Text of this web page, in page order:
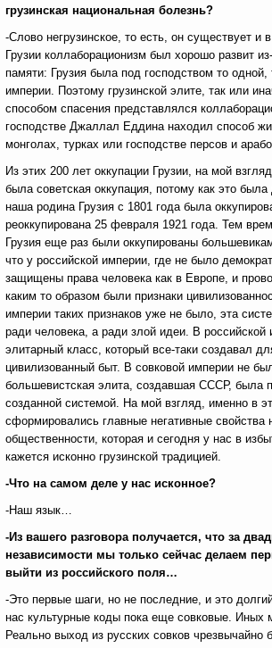
грузинская национальная болезнь?
-Слово негрузинское, то есть, он существует и
Грузии коллаборационизм был хорошо развит
памяти: Грузия была под господством то одной,
империи. Поэтому грузинской элите, так или
способом спасения представлялся
господстве Джаллал Еддина находил способ
монголах, турках или господстве персов и
Из этих 200 лет оккупации Грузии, на мой
была советская оккупация, потому как это была
наша родина Грузия с 1801 года была
реоккупирована 25 февраля 1921 года. Тем
Грузия еще раз были оккупированы
что у российской империи, где не было
защищены права человека как в Европе, и
каким то образом были признаки
империи таких признаков уже не было, эта
ради человека, а ради злой идеи. В российской
элитарный класс, который все-таки создавал
цивилизованный быт. В совковой империи не
большевистская элита, создавшая СССР, была
созданной системой. На мой взгляд, именно в
сформировались главные негативные свойства
общественности, которая и сегодня у нас в
кажется исконно грузинской традицией.
-Что на самом деле у нас исконное?
-Наш язык…
-Из вашего разговора получается, что за
независимости мы только сейчас делаем
выйти из российского поля…
-Это первые шаги, но не последние, и это
нас культурные коды пока еще совковые. Иных
Реально выход из русских совков чрезвычайно